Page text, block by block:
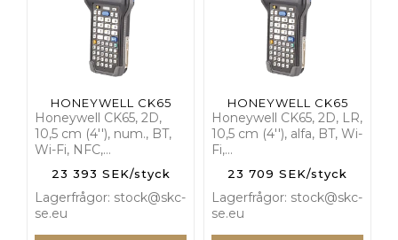
HONEYWELL CK65
Honeywell CK65, 2D,
10,5 cm (4''), num., BT,
Wi-Fi, NFC,…
23 393 SEK/styck
Lagerfrågor: stock@skc-
se.eu
HONEYWELL CK65
Honeywell CK65, 2D, LR,
10,5 cm (4''), alfa, BT, Wi-
Fi,…
23 709 SEK/styck
Lagerfrågor: stock@skc-
se.eu